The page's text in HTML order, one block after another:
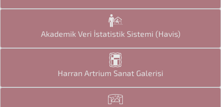
Akademik Veri İstatistik Sistemi (Havis)
Harran Artrium Sanat Galerisi